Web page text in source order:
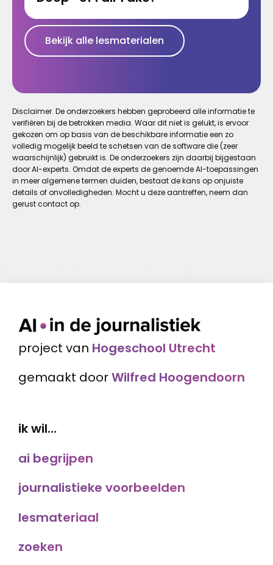
Bekijk alle lesmaterialen
Disclaimer. De onderzoekers hebben geprobeerd alle informatie te
verifiëren bij de betrokken media. Waar dit niet is gelukt, is ervoor
gekozen om op basis van de beschikbare informatie een zo
volledig mogelijk beeld te schetsen van de software die (zeer
waarschijnlijk) gebruikt is. De onderzoekers zijn daarbij bijgestaan
door AI-experts. Omdat de experts de genoemde AI-toepassingen
in meer algemene termen duiden, bestaat de kans op onjuiste
details of onvolledigheden. Mocht u deze aantreffen, neem dan
gerust contact op.
project van Hogeschool Utrecht
gemaakt doorWilfred Hoogendoorn
ik wil…
ai begrijpen
journalistieke voorbeelden
lesmateriaal
zoeken